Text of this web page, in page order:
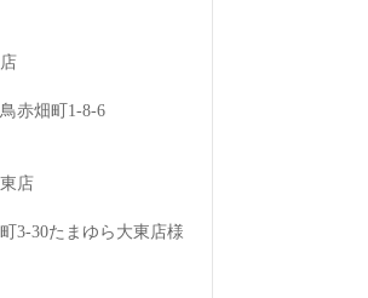
赤畑町1-8-6
店
3-30たまゆら大東店様